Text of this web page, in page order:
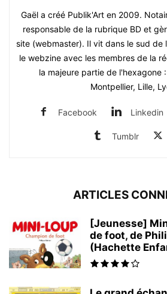
Gaël a créé Publik'Art en 2009.
responsable de la rubrique BD et
site (webmaster). Il vit dans le sud de
le webzine avec les membres de la
la majeure partie de l'hexagone
Montpellier, Lille,
Facebook Linkedin
Tumblr
ARTICLES
[Jeunesse]
de foot, de
(Hachette